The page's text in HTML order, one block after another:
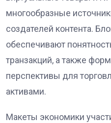
многообразные
создателей контента.
обеспечивают
транзакций, а также
перспективы для
активами.
Макеты экономики